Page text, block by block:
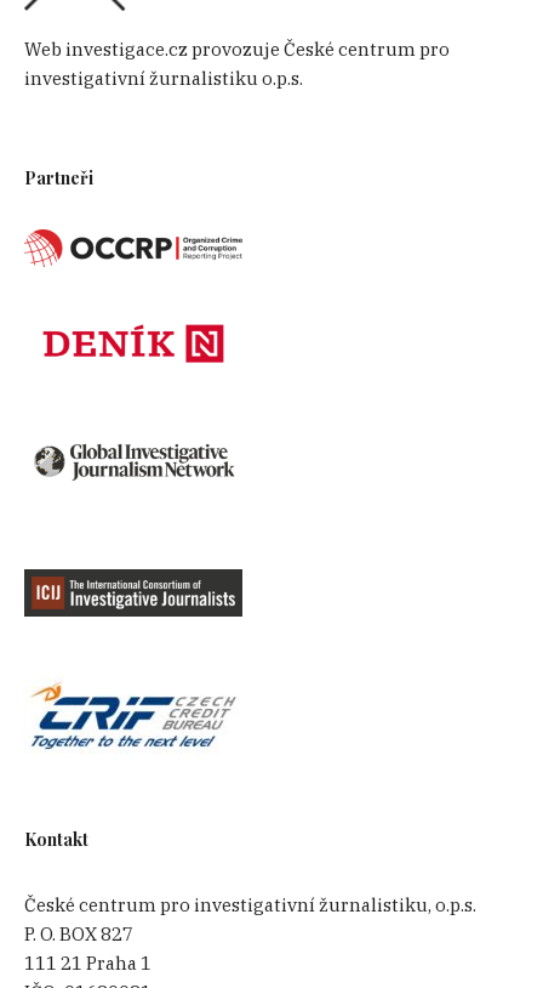
Web investigace.cz provozuje České centrum pro
investigativní žurnalistiku o.p.s.
Partneři
Kontakt
České centrum pro investigativní žurnalistiku, o.p.s.
P. O. BOX 827
111 21 Praha 1